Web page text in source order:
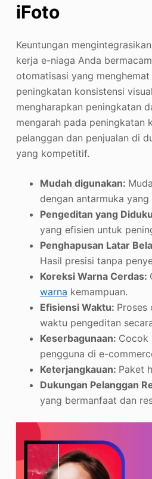
iFoto
Keuntungan
kerja e-niaga Anda
otomatisasi yang
peningkatan konsistensi
mengharapkan peningkatan
mengarah pada peningkatan
pelanggan dan penjualan di
yang kompetitif.
Mudah digunakan:
dengan antarmuka
Pengeditan yang
yang efisien untuk
Penghapusan Latar
Hasil presisi tanpa
Koreksi Warna Cerdas:
warna kemampuan.
Efisiensi Waktu: Proses
waktu pengeditan
Keserbagunaan: Cocok
pengguna di e-
Keterjangkauan: Paket
Dukungan Pelanggan
yang bermanfaat dan